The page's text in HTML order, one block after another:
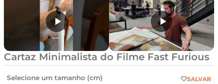
Cartaz Minimalista do Filme Fast Furious
Selecione um tamanho (cm)
SALVAR